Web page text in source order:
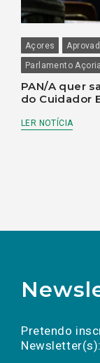
Açores
Parlamento
PAN/A quer
do Cuidador
LER NOTÍCIA
Pretendo
Newsletter(s):
a(s)
mail